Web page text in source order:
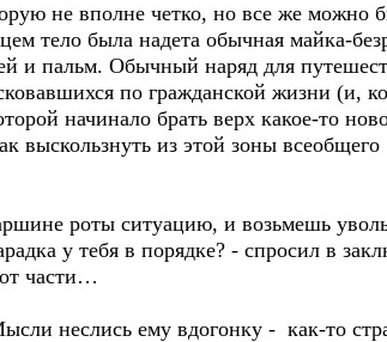
не вполне четко, но все же можно
тело была надета обычная майка-
и пальм. Обычный наряд для
по гражданской жизни (и,
начинало брать верх какое-то
выскользнуть из этой зоны
роты ситуацию, и возьмешь
у тебя в порядке? - спросил в
части…
неслись ему вдогонку - как-то